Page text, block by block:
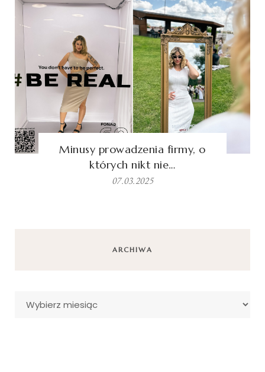
Minusy prowadzenia firmy, o
których nikt nie…
07.03.2025
ARCHIWA